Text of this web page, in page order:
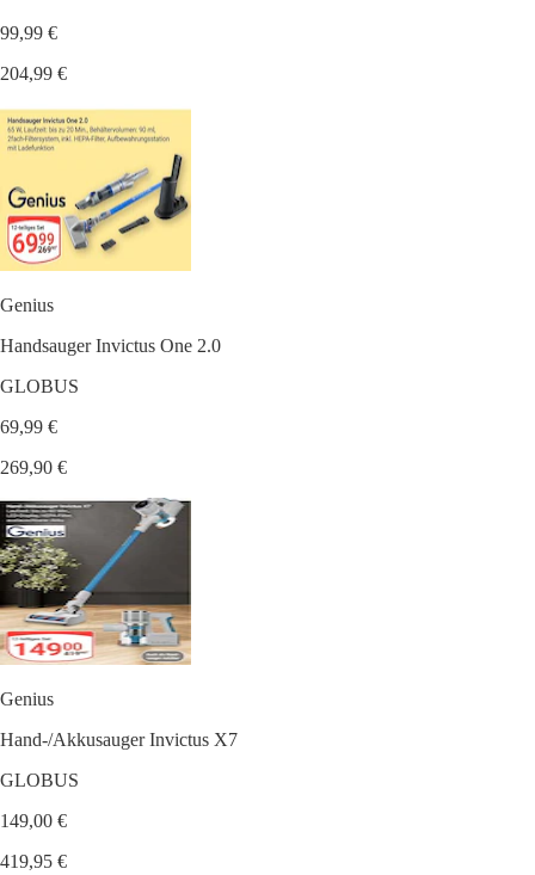
99,99 €
204,99 €
Genius
Handsauger Invictus One 2.0
GLOBUS
69,99 €
269,90 €
Genius
Hand-/Akkusauger Invictus X7
GLOBUS
149,00 €
419,95 €